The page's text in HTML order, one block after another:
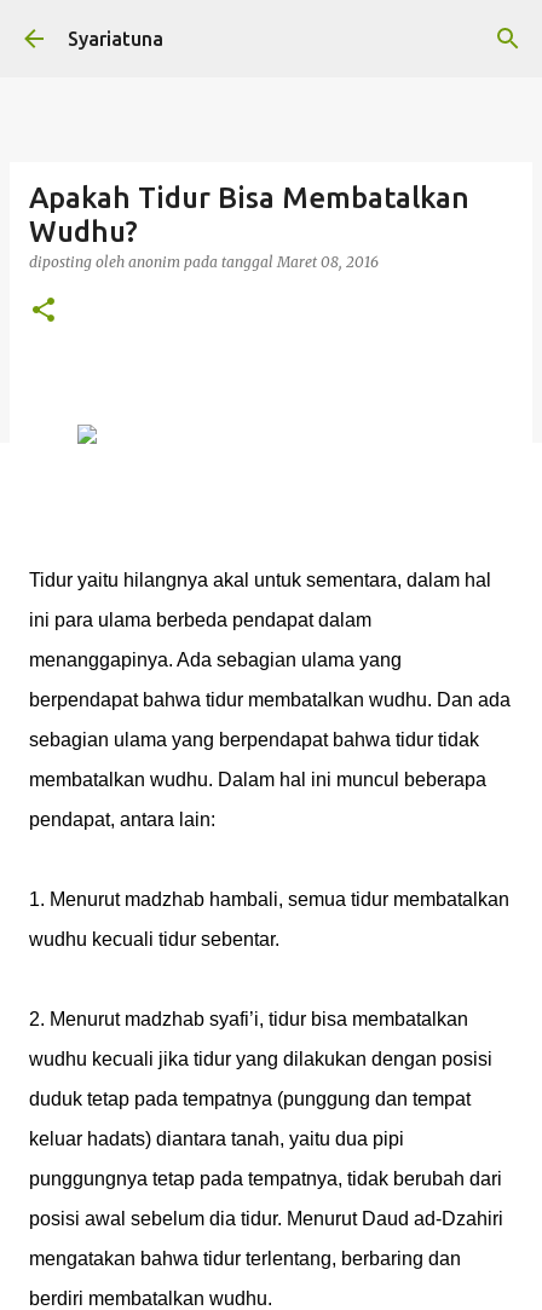
Langsung ke konten utama
Syariatuna
Apakah Tidur Bisa Membatalkan
Wudhu?
diposting oleh anonim pada tanggalMaret 08, 2016
Tidur yaitu hilangnya akal untuk sementara, dalam hal
ini para ulama berbeda pendapat dalam
menanggapinya. Ada sebagian ulama yang
berpendapat bahwa tidur membatalkan wudhu. Dan ada
sebagian ulama yang berpendapat bahwa tidur tidak
membatalkan wudhu. Dalam hal ini muncul beberapa
pendapat, antara lain:
1. Menurut madzhab hambali, semua tidur membatalkan
wudhu kecuali tidur sebentar.
2. Menurut madzhab syafi’i, tidur bisa membatalkan
wudhu kecuali jika tidur yang dilakukan dengan posisi
duduk tetap pada tempatnya (punggung dan tempat
keluar hadats) diantara tanah, yaitu dua pipi
punggungnya tetap pada tempatnya, tidak berubah dari
posisi awal sebelum dia tidur. Menurut Daud ad-Dzahiri
mengatakan bahwa tidur terlentang, berbaring dan
berdiri membatalkan wudhu.